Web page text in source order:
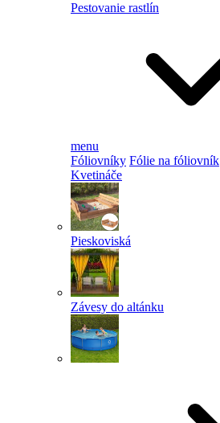
Pestovanie rastlín
menu
Fóliovníky Fólie na fóliovník
Kvetináče
Pieskoviská
Závesy do altánku